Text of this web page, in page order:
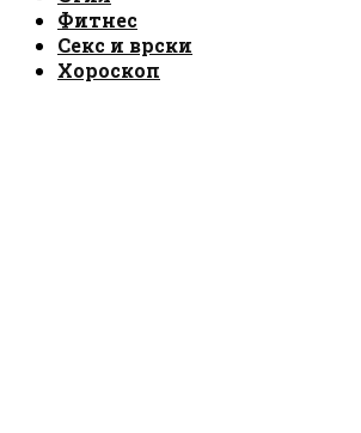
Фитнес
Секс и врски
Хороскоп